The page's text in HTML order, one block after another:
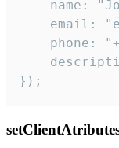
name:
email:
phone:
});